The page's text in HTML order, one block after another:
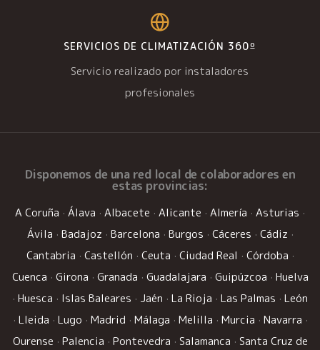
SERVICIOS DE CLIMATIZACIÓN 360º
Servicio realizado por instaladores
profesionales
Disponemos de una red local de colaboradores en
estas provincias:
A Coruña · Álava · Albacete · Alicante · Almería · Asturias ·
Ávila · Badajoz · Barcelona · Burgos · Cáceres · Cádiz ·
Cantabria · Castellón · Ceuta · Ciudad Real · Córdoba ·
Cuenca · Girona · Granada · Guadalajara · Guipúzcoa · Huelva
· Huesca · Islas Baleares · Jaén · La Rioja · Las Palmas · León
· Lleida · Lugo · Madrid · Málaga · Melilla · Murcia · Navarra ·
Ourense · Palencia · Pontevedra · Salamanca · Santa Cruz de